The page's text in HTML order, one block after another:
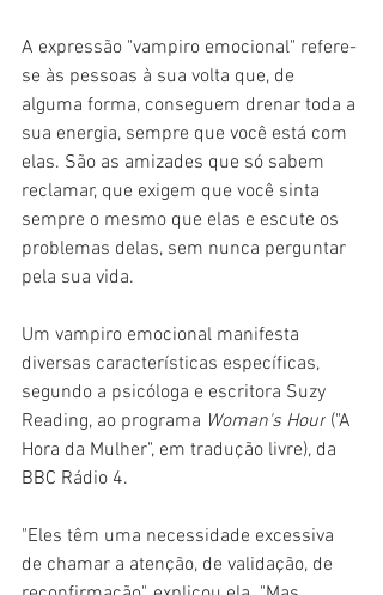
A expressão "vampiro emocional" refere-
se às pessoas à sua volta que, de
alguma forma, conseguem drenar toda a
sua energia, sempre que você está com
elas. São as amizades que só sabem
reclamar, que exigem que você sinta
sempre o mesmo que elas e escute os
problemas delas, sem nunca perguntar
pela sua vida.
Um vampiro emocional manifesta
diversas características específicas,
segundo a psicóloga e escritora Suzy
Reading, ao programa Woman's Hour ("A
Hora da Mulher", em tradução livre), da
BBC Rádio 4.
"Eles têm uma necessidade excessiva
de chamar a atenção, de validação, de